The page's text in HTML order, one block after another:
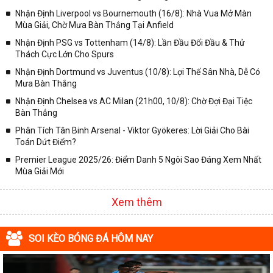
✓ Giải VĐQG Tây Ban Nha;
✓ VĐQG Đức;
✓ VĐQG Pháp;
✓ Liên Đoàn Anh;
✓ U23 Châu Á;
✓ Euro 2020;
✓ VLWC KV Châu Á;
✓ Các giải đấu bóng đá khác.
Vì vậy, đồng hành cùng với chuyên trang
sẽ không bỏ lỡ bất kỳ trận đấu bóng đá nào, đặc biệt là những trận
bóng siêu kinh điển tại các giải bóng đá lớn nhất trên Thế giới. Tại
Nhận Định Liverpool vs Bournemouth (16/8): Nhà Vua Mở Màn
Mùa Giải, Chờ Mưa Bàn Thắng Tại Anfield
Nhận Định PSG vs Tottenham (14/8): Lần Đầu Đối Đầu & Thử
Thách Cực Lớn Cho Spurs
Nhận Định Dortmund vs Juventus (10/8): Lợi Thế Sân Nhà, Dễ Có
Mưa Bàn Thắng
Nhận Định Chelsea vs AC Milan (21h00, 10/8): Chờ Đợi Đại Tiệc
Bàn Thắng
Phân Tích Tân Binh Arsenal - Viktor Gyökeres: Lời Giải Cho Bài
Toán Dứt Điểm?
Premier League 2025/26: Điểm Danh 5 Ngôi Sao Đáng Xem Nhất
Mùa Giải Mới
Xem thêm
SOI KÈO BÓNG ĐÁ HÔM NAY